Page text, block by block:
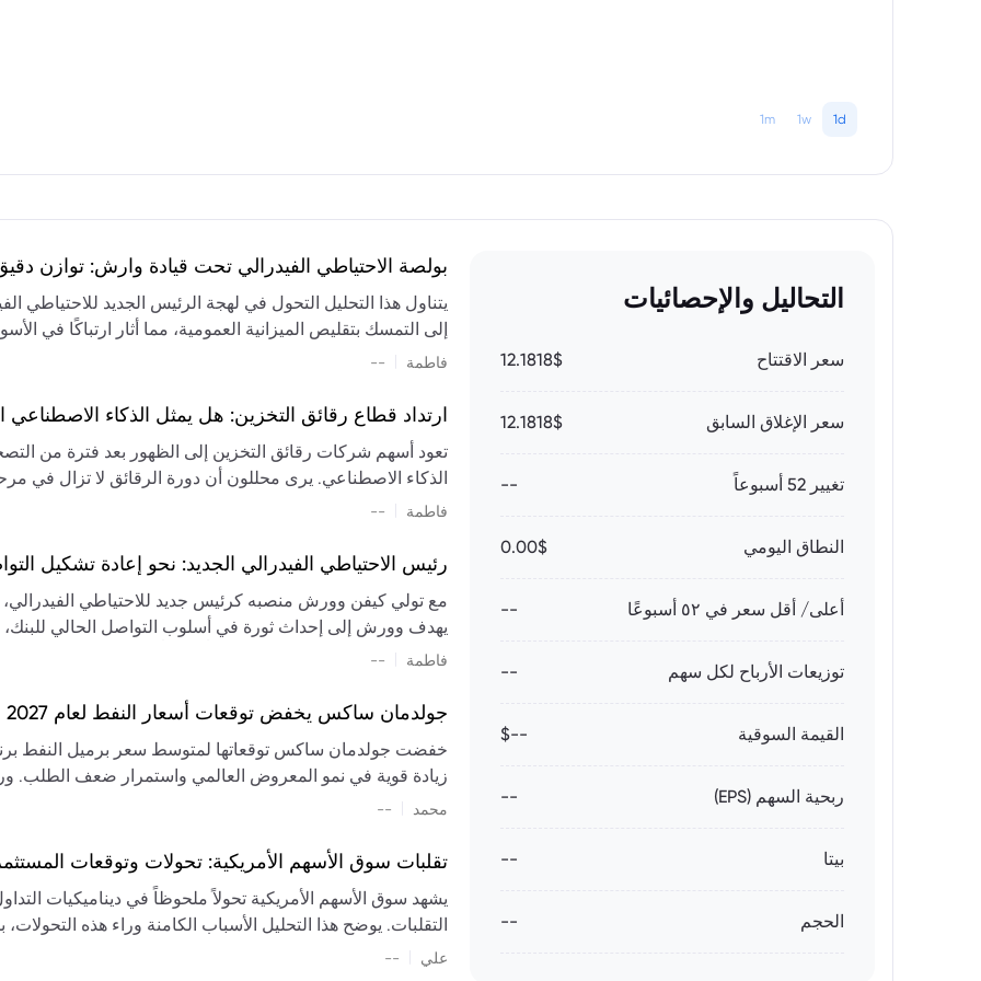
1d
1w
1m
التحاليل والإحصائيات
سعر الاقتتاح 12.1818$
سعر الإغلاق السابق 12.1818$
تغيير 52 أسبوعاً --
النطاق اليومي 0.00$
أعلى/ أقل سعر في ٥٢ أسبوعًا --
توزيعات الأرباح لكل سهم --
القيمة السوقية --$
ربحية السهم (EPS) --
بيتا --
الحجم --
بولصة الاحتياطي الفيدرالي تحت قيادة وارش: توازن
يتناول هذا التحليل التحول في لهجة الرئيس الجديد للاحتياطي
إلى التمسك بتقليص الميزانية العمومية، مما أثار ارتباكًا في
المستمر، والعجز المالي الكبير، والتوترات الجيوسياسية في
وتجنب التدابير الاستفزازية التي قد تزعزع استقرار السوق.
فاطمة --
ارتداد قطاع رقائق التخزين: هل يمثل الذكاء الاصطناعي
تعود أسهم شركات رقائق التخزين إلى الظهور بعد فترة من
الذكاء الاصطناعي. يرى محللون أن دورة الرقائق لا تزال في
تشكيل تقييم الصناعة، مع توقعات بارتفاع مستمر في الأسعار
فاطمة --
رئيس الاحتياطي الفيدرالي الجديد: نحو إعادة تشكيل
مع تولي كيفن وورش منصبه كرئيس جديد للاحتياطي الفيدرالي،
يهدف وورش إلى إحداث ثورة في أسلوب التواصل الحالي
السياسة ويمنح البنك المركزي دوراً مبالغاً فيه. يسعى إلى
فاطمة --
جولدمان ساكس يخفض توقعات أسعار النفط لعام 2027 وسط تغيرات في العرض والطلب
زيادة قوية في نمو المعروض العالمي واستمرار ضعف الطلب.
العالمية في الربع الثاني
سابقًا. من المتوقع عودة صادرات دول الخليج إلى طبيعتها
عدم اليقين الجيوسياسي يمكن أن يؤدي إلى تقلبات سعرية
استمرار الاضطرابات، وسيناريوهات لانخفاض الأسعار في
إضافي.
محمد --
تقلبات سوق الأسهم الأمريكية: تحولات وتوقعات
يشهد سوق الأسهم الأمريكية تحولاً ملحوظاً في ديناميكيات
التقلبات. يوضح هذا التحليل الأسباب الكامنة وراء هذه
علي --